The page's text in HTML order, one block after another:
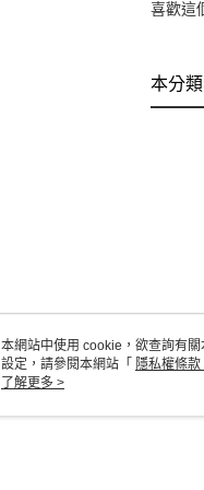
喜歡這
本分
本網站中使用 cookie，欲查詢有
設定，請參閱本網站「 隱私權條款
使用 cookie。
了解更多 >